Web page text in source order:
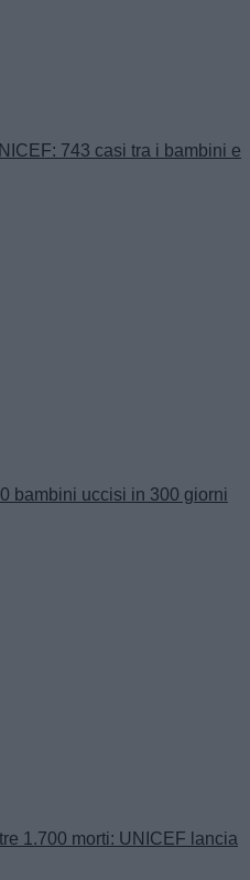
743 casi tra i bambini e
bambini uccisi in 300 giorni
1.700 morti: UNICEF lancia